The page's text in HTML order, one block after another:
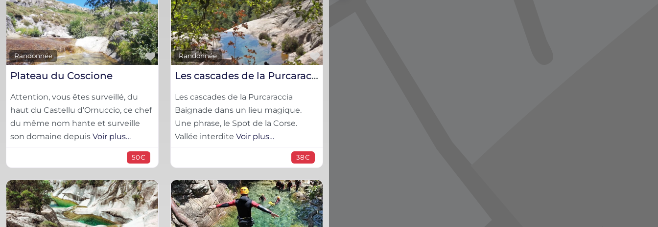
Randonnée
Favorite
Plateau du Coscione
Attention, vous êtes surveillé, du
haut du Castellu d’Ornuccio, ce chef
du même nom hante et surveille
son domaine depuis Voir plus…
50€
Randonnée
Favorite
Les cascades de la Purcaraccia
Les cascades de la Purcaraccia
Baignade dans un lieu magique.
Une phrase, le Spot de la Corse.
Vallée interdite Voir plus…
38€